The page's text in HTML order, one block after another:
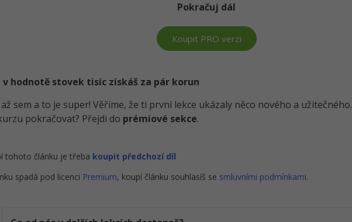
Pokračuj dál
Koupit PRO verzi
hodnotě stovek tisíc získáš za pár korun
sem a to je super! Věříme, že ti první lekce ukázaly něco nového a užitečného.
pokračovat? Přejdi do prémiové sekce.
tohoto článku je třeba koupit předchozí díl
spadá pod licenci Premium, koupí článku souhlasíš se smluvními podmínkami.